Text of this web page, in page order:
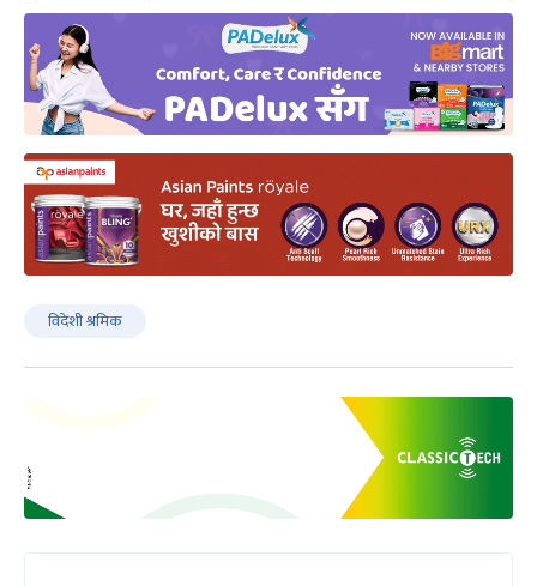
विदेशी श्रमिक